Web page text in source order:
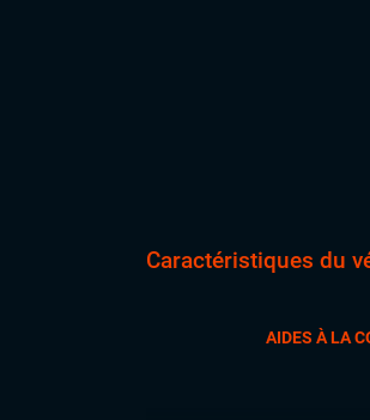
Caractéristiques du
AIDES À LA